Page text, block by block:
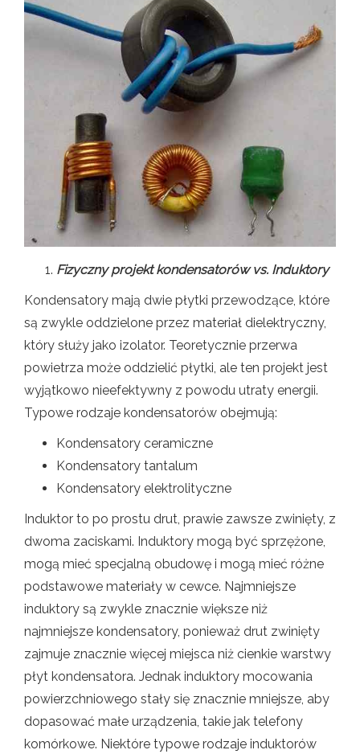
Fizyczny projekt kondensatorów vs. Induktory
Kondensatory mają dwie płytki przewodzące, które
są zwykle oddzielone przez materiał dielektryczny,
który służy jako izolator. Teoretycznie przerwa
powietrza może oddzielić płytki, ale ten projekt jest
wyjątkowo nieefektywny z powodu utraty energii.
Typowe rodzaje kondensatorów obejmują:
Kondensatory ceramiczne
Kondensatory tantalum
Kondensatory elektrolityczne
Induktor to po prostu drut, prawie zawsze zwinięty, z
dwoma zaciskami. Induktory mogą być sprzężone,
mogą mieć specjalną obudowę i mogą mieć różne
podstawowe materiały w cewce. Najmniejsze
induktory są zwykle znacznie większe niż
najmniejsze kondensatory, ponieważ drut zwinięty
zajmuje znacznie więcej miejsca niż cienkie warstwy
płyt kondensatora. Jednak induktory mocowania
powierzchniowego stały się znacznie mniejsze, aby
dopasować małe urządzenia, takie jak telefony
komórkowe. Niektóre typowe rodzaje induktorów